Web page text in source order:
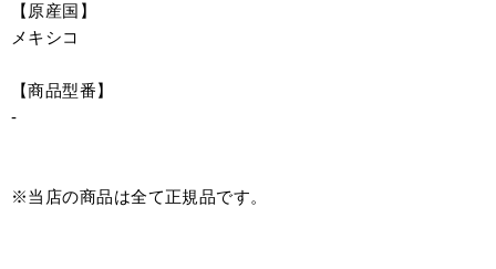
【原産国】
メキシコ
【商品型番】
-
※当店の商品は全て正規品です。